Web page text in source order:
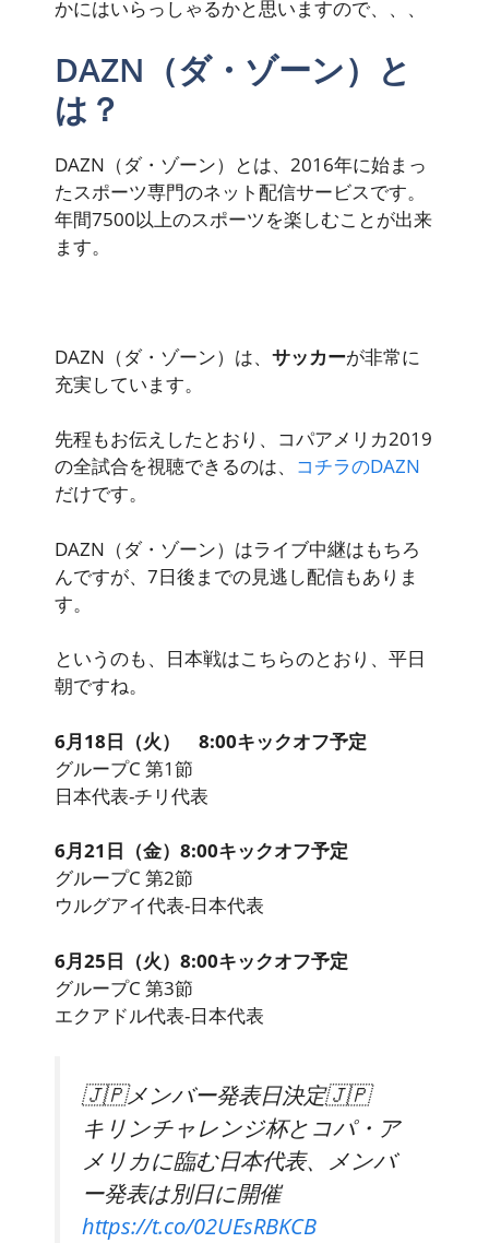
かにはいらっしゃるかと思いますので、、、
DAZN（ダ・ゾーン）と
は？
DAZN（ダ・ゾーン）とは、2016年に始まっ
たスポーツ専門のネット配信サービスです。
年間7500以上のスポーツを楽しむことが出来
ます。
DAZN（ダ・ゾーン）は、 サッカーが非常に
充実しています。
先程もお伝えしたとおり、コパアメリカ2019
の全試合を視聴できるのは、 コチラのDAZN
だけです。
DAZN（ダ・ゾーン）はライブ中継はもちろ
んですが、7日後までの見逃し配信もありま
す。
というのも、日本戦はこちらのとおり、 平日
朝ですね。
6月18日（火） 8:00キックオフ予定
グループC 第1節
日本代表-チリ代表
6月21日（金）8:00キックオフ予定
グループC 第2節
ウルグアイ代表-日本代表
6月25日（火）8:00キックオフ予定
グループC 第3節
エクアドル代表-日本代表
🇯🇵メンバー発表日決定🇯🇵
キリンチャレンジ杯とコパ・ア
メリカに臨む日本代表、メンバ
ー発表は別日に開催
https://t.co/02UEsRBKCB